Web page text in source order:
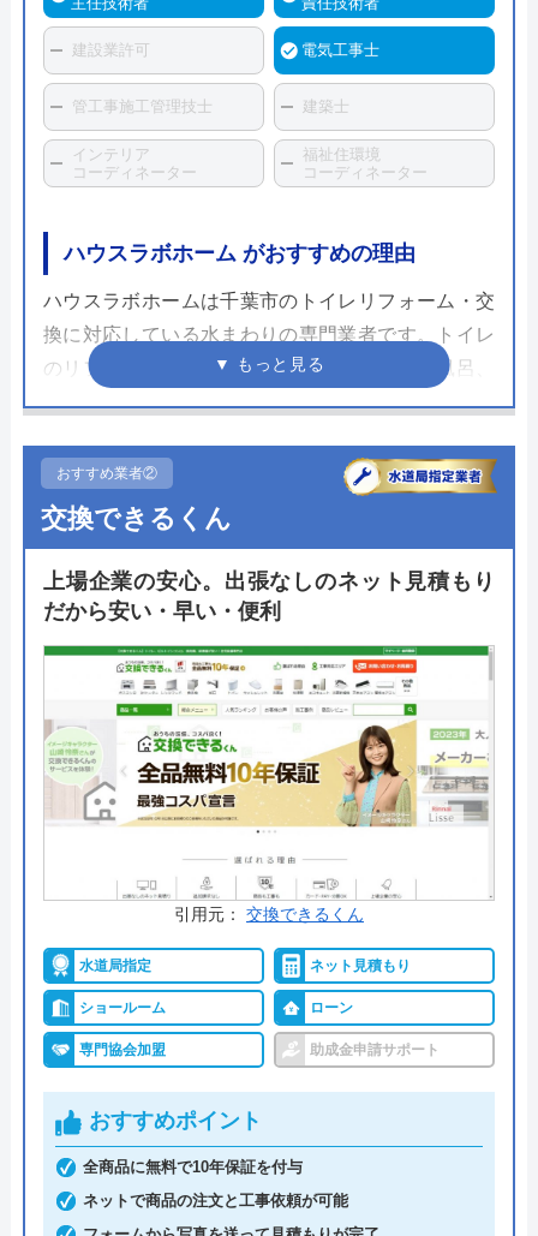
建設業許可 電気工事士
管工事施工管理技士 建築士
インテリア
コーディネーター
福祉住環境
コーディネーター
ハウスラボホーム がおすすめの理由
ハウスラボホームは千葉市のトイレリフォーム・交
換に対応している水まわりの専門業者です。トイレ
のリフォーム・交換以外にも、キッチンやお風呂、
蛇口や排水管などあらゆる水まわりのトラブル対応
起きて修理か交換か迷っている方は、ハウスラボホ
ームのような水まわりの専門業者にまず相談するの
がおすすめです。状況に合わせて最適な提案をして
くれるでしょう。
フのもとで現場経験を積んだスタッフが駆けつける
ので安心です。24時間365日対応可能で、在庫があ
れば当日施工対応も可能なため、お急ぎの方にもお
すすめ。まずは気軽に相談してみてはいかがでしょ
うか。
公式サイトで
料金詳細を見る
今すぐ電話で相談する
0120-221-611
受付時間： 24時間
ハウスラボホーム の基本情報
運営会社 株式会社ハウスラボ
代表者 丸山英利
おすすめ業者②
交換できるくん
上場企業の安心。出張なしのネット見積もり
だから安い・早い・便利
引用元： 交換できるくん
水道局指定 ネット見積もり
ショールーム ローン
専門協会加盟 助成金申請サポート
おすすめポイント
全商品に無料で10年保証を付与
ネットで商品の注文と工事依頼が可能